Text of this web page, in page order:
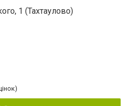
1 (Тахтаулово)